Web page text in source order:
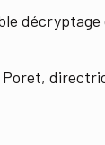
décryptage
Poret,